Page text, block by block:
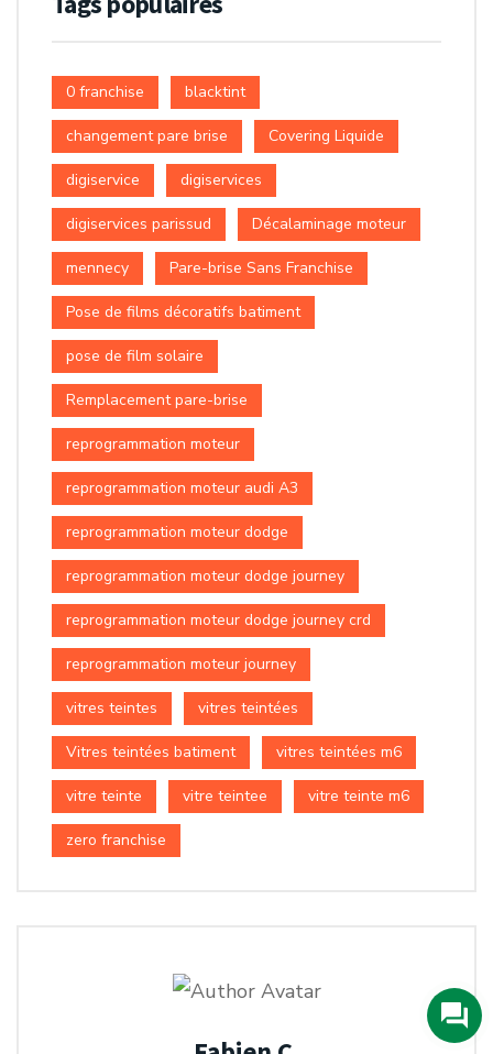
0 franchise blacktint
changement pare brise Covering Liquide
digiservice digiservices
digiservices parissud Décalaminage moteur
mennecy Pare-brise Sans Franchise
Pose de films décoratifs batiment
pose de film solaire
Remplacement pare-brise
reprogrammation moteur
reprogrammation moteur audi A3
reprogrammation moteur dodge
reprogrammation moteur dodge journey
reprogrammation moteur dodge journey crd
reprogrammation moteur journey
vitres teintes vitres teintées
Vitres teintées batiment vitres teintées m6
vitre teinte vitre teintee vitre teinte m6
zero franchise